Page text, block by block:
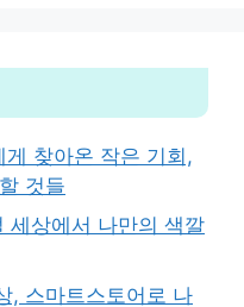
찾아온 작은 기회,
것들
세상에서 나만의 색깔
, 스마트스토어로 나